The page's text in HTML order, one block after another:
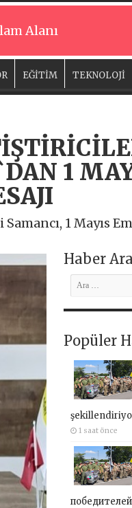
Alanı
EĞİTİM TEKNOLOJİ
1
1 Mayıs
Haber
Popüler
1 saat önce
победителей